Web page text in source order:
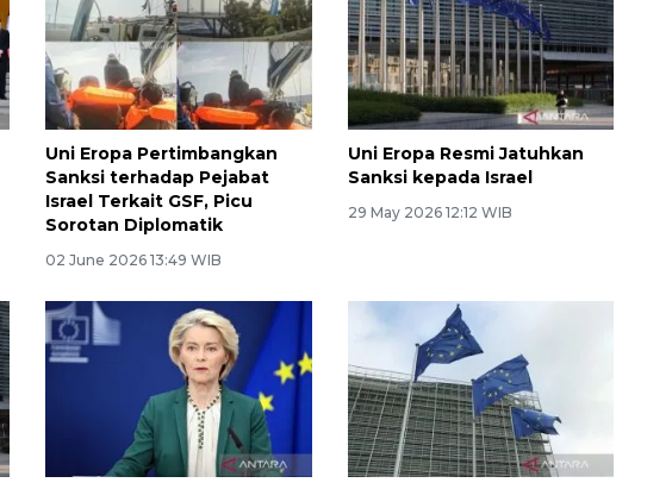
Uni Eropa Pertimbangkan
Sanksi terhadap Pejabat
Israel Terkait GSF, Picu
Sorotan Diplomatik
02 June 2026 13:49 WIB
Uni Eropa Resmi Jatuhkan
Sanksi kepada Israel
29 May 2026 12:12 WIB